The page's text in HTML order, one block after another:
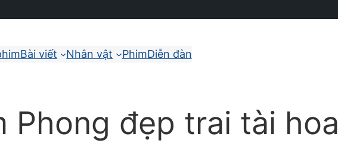
Bài viết Nhân vật PhimDiễn đàn
Phong đẹp trai tài hoa